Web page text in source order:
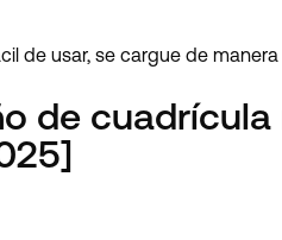
de usar, se cargue de
de cuadrícula